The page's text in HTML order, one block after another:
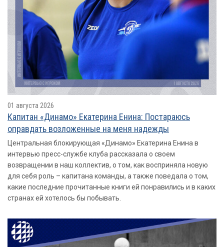
01 августа 2026
Капитан «Динамо» Екатерина Енина: Постараюсь
оправдать возложенные на меня надежды
Центральная блокирующая «Динамо» Екатерина Енина в
интервью пресс-службе клуба рассказала о своем
возвращении в наш коллектив, о том, как восприняла новую
для себя роль – капитана команды, а также поведала о том,
какие последние прочитанные книги ей понравились и в каких
странах ей хотелось бы побывать.